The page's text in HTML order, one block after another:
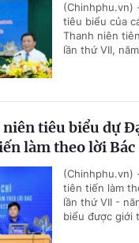
(Chinhphu.vn)
tiêu biểu của
Thanh niên
lần thứ VII,
tiêu biểu dự
làm theo lời Bác
(Chinhphu.vn)
tiên tiến làm
lần thứ VII -
biểu được giới